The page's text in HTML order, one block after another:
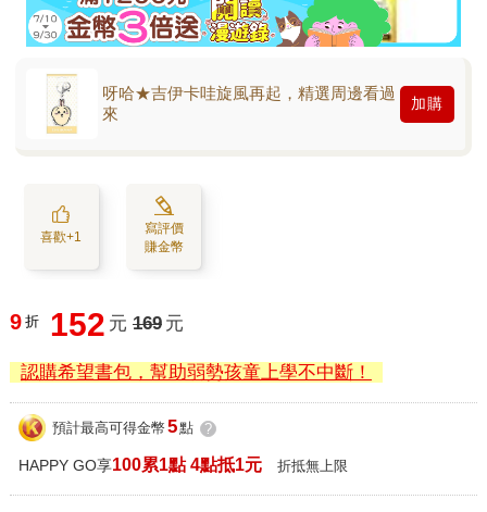
呀哈★吉伊卡哇旋風再起，精選周邊看過
來
加購
喜歡+1
寫評價
賺金幣
9 折 152 元 169 元
認購希望書包，幫助弱勢孩童上學不中斷！
預計最高可得金幣 5點 ?
HAPPY GO享100累1點 4點抵1元 折抵無上限